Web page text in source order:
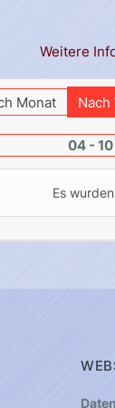
Monat Nach
04 -
Es
Weitere